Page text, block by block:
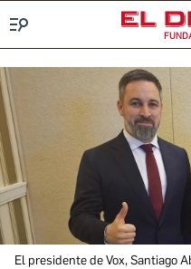
El presidente de Vox, Santiago